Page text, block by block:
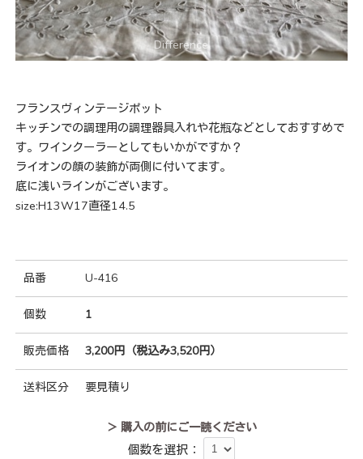
フランスヴィンテージポット
キッチンでの調理用の調理器具入れや花瓶などとしておすすめで
す。ワインクーラーとしてもいかがですか？
ライオンの顔の装飾が両側に付いてます。
底に浅いラインがございます。
size:H13W17直径14.5
品番 U-416
個数 1
販売価格 3,200円（税込み3,520円）
送料区分 要見積り
＞ 購入の前にご一読ください
個数を選択：